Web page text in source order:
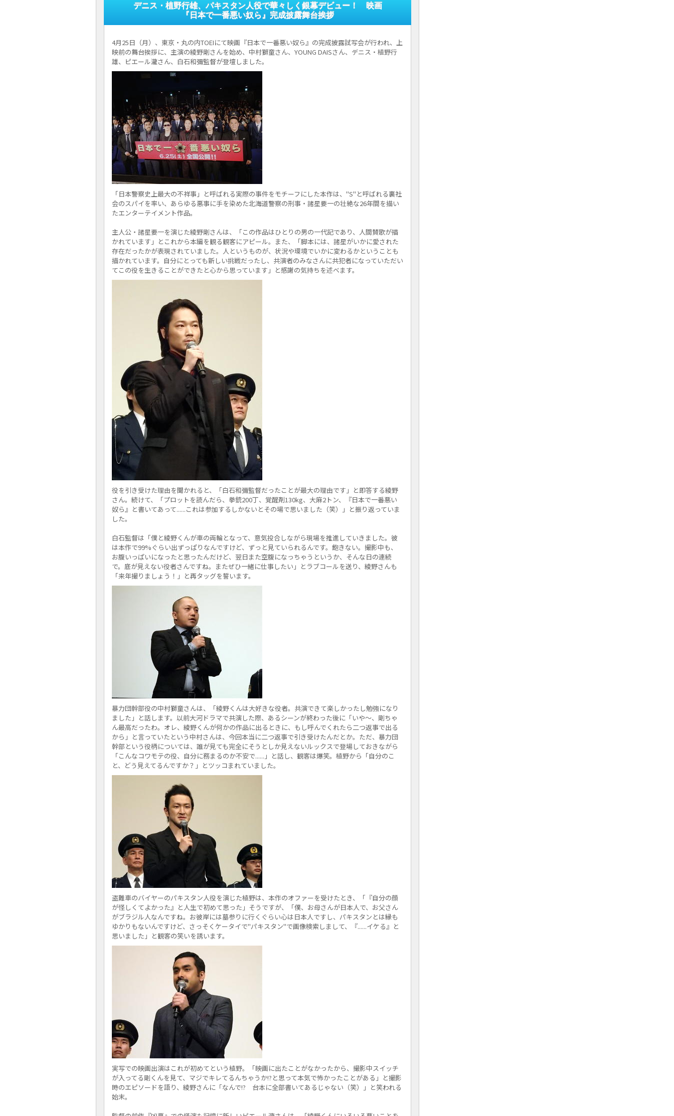
デニス・植野行雄、パキスタン人役で華々しく銀幕デビュー！ 映画
『日本で一番悪い奴ら』完成披露舞台挨拶
4月25日（月）、東京・丸の内TOEIにて映画『日本で一番悪い奴ら』の完成披露試写会が行われ、上
映前の舞台挨拶に、主演の綾野剛さんを始め、中村獅童さん、YOUNG DAISさん、デニス・植野行
雄、ピエール瀧さん、白石和彌監督が登壇しました。
「日本警察史上最大の不祥事」と呼ばれる実際の事件をモチーフにした本作は、"S"と呼ばれる裏社
会のスパイを率い、あらゆる悪事に手を染めた北海道警察の刑事・諸星要一の壮絶な26年間を描い
たエンターテイメント作品。
主人公・諸星要一を演じた綾野剛さんは、「この作品はひとりの男の一代記であり、人間賛歌が描
かれています」とこれから本編を観る観客にアピール。また、「脚本には、諸星がいかに愛された
存在だったかが表現されていました。人というものが、状況や環境でいかに変わるかということも
描かれています。自分にとっても新しい挑戦だったし、共演者のみなさんに共犯者になっていただい
てこの役を生きることができたと心から思っています」と感謝の気持ちを述べます。
役を引き受けた理由を聞かれると、「白石和彌監督だったことが最大の理由です」と即答する綾野
さん。続けて、「プロットを読んだら、拳銃200丁、覚醒剤130kg、大麻2トン、『日本で一番悪い
奴ら』と書いてあって......これは参加するしかないとその場で思いました（笑）」と振り返っていま
した。
白石監督は「僕と綾野くんが車の両輪となって、意気投合しながら現場を推進していきました。彼
は本作で99%ぐらい出ずっぱりなんですけど、ずっと見ていられるんです。飽きない。撮影中も、
お腹いっぱいになったと思ったんだけど、翌日また空腹になっちゃうというか、そんな日の連続
で。底が見えない役者さんですね。またぜひ一緒に仕事したい」とラブコールを送り、綾野さんも
「来年撮りましょう！」と再タッグを誓います。
暴力団幹部役の中村獅童さんは、「綾野くんは大好きな役者。共演できて楽しかったし勉強になり
ました」と話します。以前大河ドラマで共演した際、あるシーンが終わった後に「いや～、剛ちゃ
ん最高だったわ。オレ、綾野くんが何かの作品に出るときに、もし呼んでくれたら二つ返事で出る
から」と言っていたという中村さんは、今回本当に二つ返事で引き受けたんだとか。ただ、暴力団
幹部という役柄については、誰が見ても完全にそうとしか見えないルックスで登場しておきながら
「こんなコワモテの役、自分に務まるのか不安で......」と話し、観客は爆笑。植野から「自分のこ
と、どう見えてるんですか？」とツッコまれていました。
盗難車のバイヤーのパキスタン人役を演じた植野は、本作のオファーを受けたとき、「『自分の顔
が怪しくてよかった』と人生で初めて思った」そうですが、「僕、お母さんが日本人で、お父さん
がブラジル人なんですね。お彼岸には墓参りに行くぐらい心は日本人ですし、パキスタンとは縁も
ゆかりもないんですけど、さっそくケータイで"パキスタン"で画像検索しまして、『......イケる』と
思いました」と観客の笑いを誘います。
実写での映画出演はこれが初めてという植野。「映画に出たことがなかったから、撮影中スイッチ
が入ってる剛くんを見て、マジでキレてるんちゃうか!?と思って本気で怖かったことがある」と撮影
時のエピソードを語り、綾野さんに「なんで!? 台本に全部書いてあるじゃない（笑）」と笑われる
始末。